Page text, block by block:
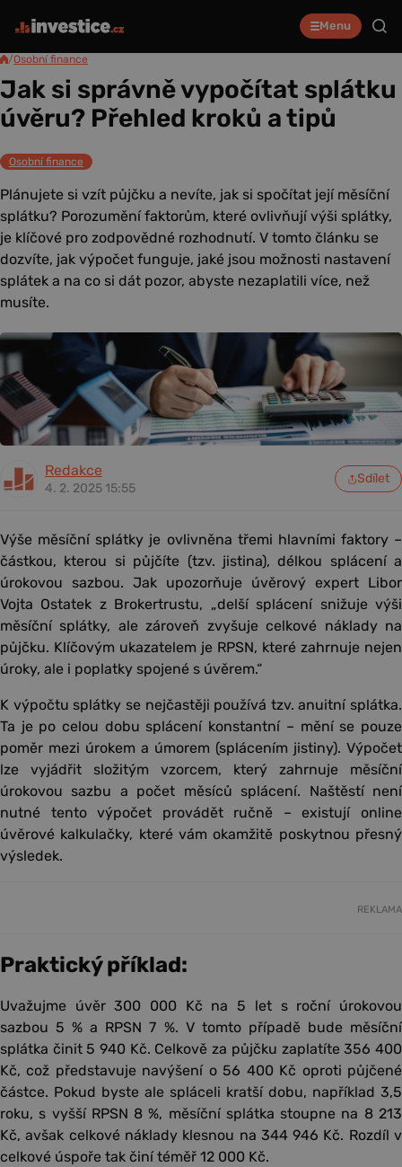
Menu
/Osobní finance
Jak si správně vypočítat splátku
úvěru? Přehled kroků a tipů
Osobní finance
Plánujete si vzít půjčku a nevíte, jak si spočítat její měsíční
splátku? Porozumění faktorům, které ovlivňují výši splátky,
je klíčové pro zodpovědné rozhodnutí. V tomto článku se
dozvíte, jak výpočet funguje, jaké jsou možnosti nastavení
splátek a na co si dát pozor, abyste nezaplatili více, než
musíte.
Redakce
4. 2. 2025 15:55
Sdílet
Výše měsíční splátky je ovlivněna třemi hlavními faktory –
částkou, kterou si půjčíte (tzv. jistina), délkou splácení a
úrokovou sazbou. Jak upozorňuje úvěrový expert Libor
Vojta Ostatek z Brokertrustu, „delší splácení snižuje výši
měsíční splátky, ale zároveň zvyšuje celkové náklady na
půjčku. Klíčovým ukazatelem je RPSN, které zahrnuje nejen
úroky, ale i poplatky spojené s úvěrem.“
K výpočtu splátky se nejčastěji používá tzv. anuitní splátka.
Ta je po celou dobu splácení konstantní – mění se pouze
poměr mezi úrokem a úmorem (splácením jistiny). Výpočet
lze vyjádřit složitým vzorcem, který zahrnuje měsíční
úrokovou sazbu a počet měsíců splácení. Naštěstí není
nutné tento výpočet provádět ručně – existují online
úvěrové kalkulačky, které vám okamžitě poskytnou přesný
výsledek.
REKLAMA
Praktický příklad:
Uvažujme úvěr 300 000 Kč na 5 let s roční úrokovou
sazbou 5 % a RPSN 7 %. V tomto případě bude měsíční
splátka činit 5 940 Kč. Celkově za půjčku zaplatíte 356 400
Kč, což představuje navýšení o 56 400 Kč oproti půjčené
částce. Pokud byste ale spláceli kratší dobu, například 3,5
roku, s vyšší RPSN 8 %, měsíční splátka stoupne na 8 213
Kč, avšak celkové náklady klesnou na 344 946 Kč. Rozdíl v
celkové úspoře tak činí téměř 12 000 Kč.